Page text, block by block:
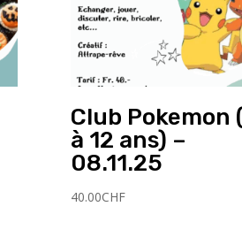
Club Pokemon
à 12 ans) –
08.11.25
40.00CHF